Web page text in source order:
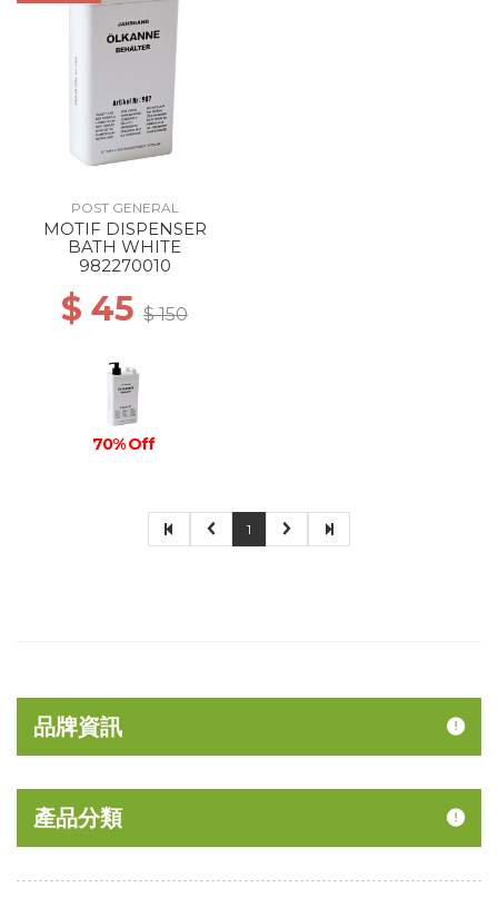
POST GENERAL
MOTIF DISPENSER
BATH WHITE
982270010
$ 45 $ 150
70% Off
1
品牌資訊
產品分類